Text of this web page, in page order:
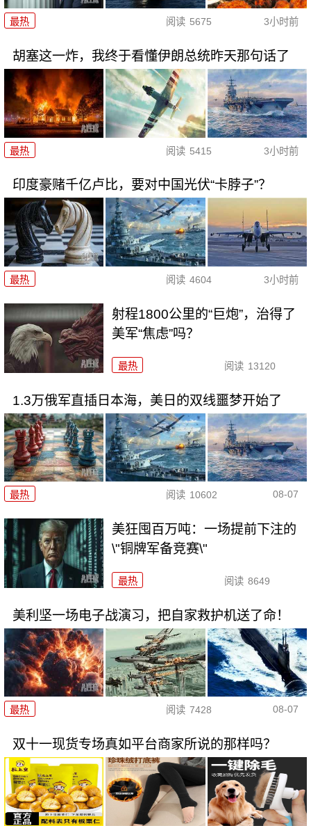
最热 阅读 5675 3小时前
胡塞这一炸，我终于看懂伊朗总统昨天那句话了
最热 阅读 5415 3小时前
印度豪赌千亿卢比，要对中国光伏“卡脖子”？
最热 阅读 4604 3小时前
射程1800公里的“巨炮”，治得了
美军“焦虑”吗？
最热 阅读 13120
1.3万俄军直插日本海，美日的双线噩梦开始了
最热 阅读 10602 08-07
美狂囤百万吨：一场提前下注的
\"铜牌军备竞赛\"
最热 阅读 8649
美利坚一场电子战演习，把自家救护机送了命！
最热 阅读 7428 08-07
双十一现货专场真如平台商家所说的那样吗？